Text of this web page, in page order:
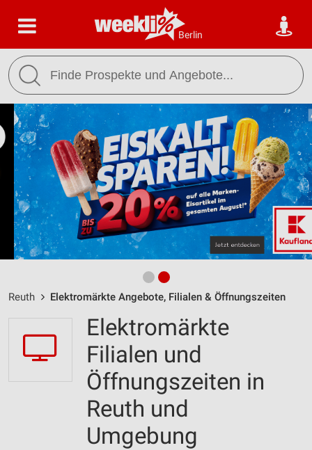
Berlin
Reuth Elektromärkte Angebote, Filialen & Öffnungszeiten
Elektromärkte
Filialen und
Öffnungszeiten in
Reuth und
Umgebung